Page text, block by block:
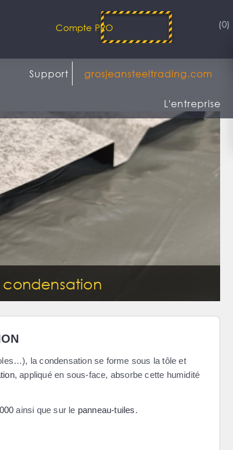
Compte PRO (0)
grosjeansteeltrading.com
Support
L'entreprise
la condensation se forme sous la tôle et
, appliqué en sous-face, absorbe cette humidité
ainsi que sur le panneau-tuiles.